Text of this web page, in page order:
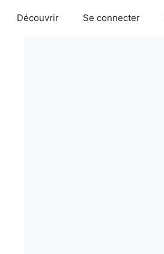
Découvrir Se connecter